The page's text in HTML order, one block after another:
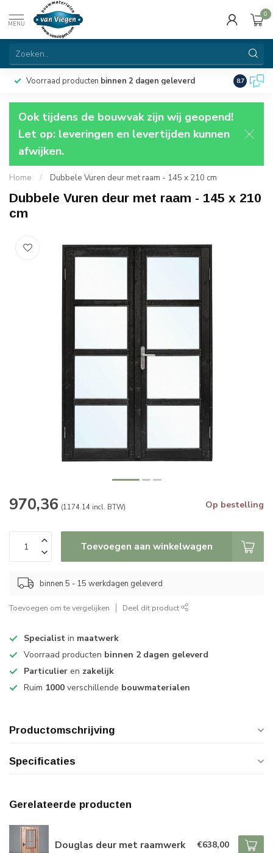
MENU
0
Voorraad producten binnen 2 dagen geleverd 8.7
Ook tijdens de bouwvak zijn wij geopend!
Let op: leveringen en levertijden kunnen
afwijken.
Home / Dubbele Vuren deur met raam - 145 x 210 cm
Dubbele Vuren deur met raam - 145 x 210
cm
970,36 (1174.14 incl. BTW) Op bestelling
Toevoegen aan winkelwagen
binnen 5 - 15 werkdagen geleverd
Toevoegen om te vergelijken Deel dit product
Specialist in maatwerk
Voorraad producten binnen 2 dagen geleverd
Particulier en zakelijk
Ruim 1000 verschillende bouwmaterialen
Productomschrijving
Specificaties
Gerelateerde producten
Douglas deur met raamwerk €638,00